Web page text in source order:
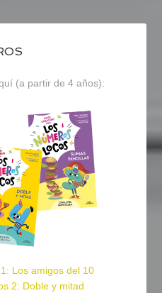
(a partir de 4 años):
Los amigos del 10
2: Doble y mitad